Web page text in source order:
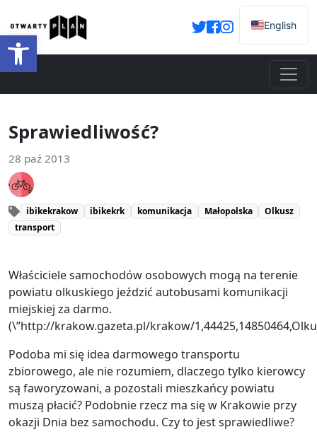
Otwórz pasek narzędzi
English
Sprawiedliwość?
28 paź 2013
ibikekrakow ibikekrk komunikacja Małopolska
Olkusz
transport
Właściciele samochodów osobowych mogą na terenie
powiatu olkuskiego jeździć autobusami komunikacji
miejskiej za darmo.
(\”http://krakow.gazeta.pl/krakow/
Podoba mi się idea darmowego transportu
zbiorowego, ale nie rozumiem, dlaczego tylko kierowcy
są faworyzowani, a pozostali mieszkańcy powiatu
muszą płacić? Podobnie rzecz ma się w Krakowie przy
okazji Dnia bez samochodu. Czy to jest sprawiedliwe?